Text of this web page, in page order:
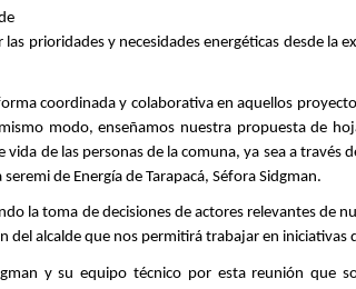
prioridades y necesidades energéticas desde la
coordinada y colaborativa en aquellos
modo, enseñamos nuestra propuesta de
de las personas de la comuna, ya sea a través
de Energía de Tarapacá, Séfora Sidgman.
la toma de decisiones de actores relevantes de
alcalde que nos permitirá trabajar en
y su equipo técnico por esta reunión que